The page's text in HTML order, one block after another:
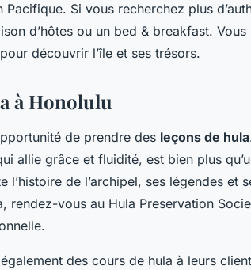
Pacifique. Si vous recherchez plus
d’hôtes ou un bed & breakfast.
découvrir l’île et ses trésors.
à Honolulu
de prendre des leçons de hula
allie grâce et fluidité, est bien plus
l’histoire de l’archipel, ses légendes et
rendez-vous au Hula Preservation
des cours de hula à leurs